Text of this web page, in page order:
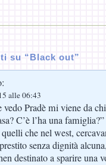
su “Black out”
alle 06:43
Pradè mi viene da
C’è l’ha una
che nel west,
senza dignità
destinato a sparire una